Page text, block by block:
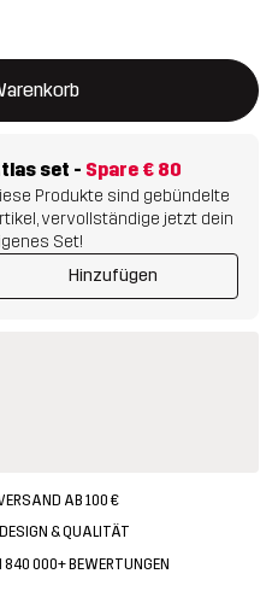
und legt den neuen Artikel in
set - Spare € 80
Produkte sind gebündelte
vervollständige jetzt dein
Set!
Hinzufügen
AB 100 €
& QUALITÄT
840 000+ BEWERTUNGEN